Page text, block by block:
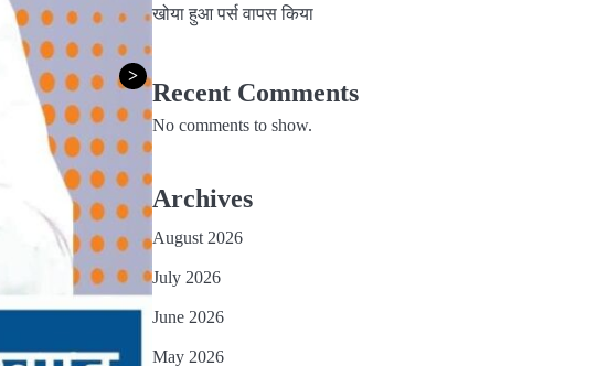
>
खोया हुआ पर्स वापस किया
Recent Comments
No comments to show.
Archives
August 2026
July 2026
June 2026
May 2026